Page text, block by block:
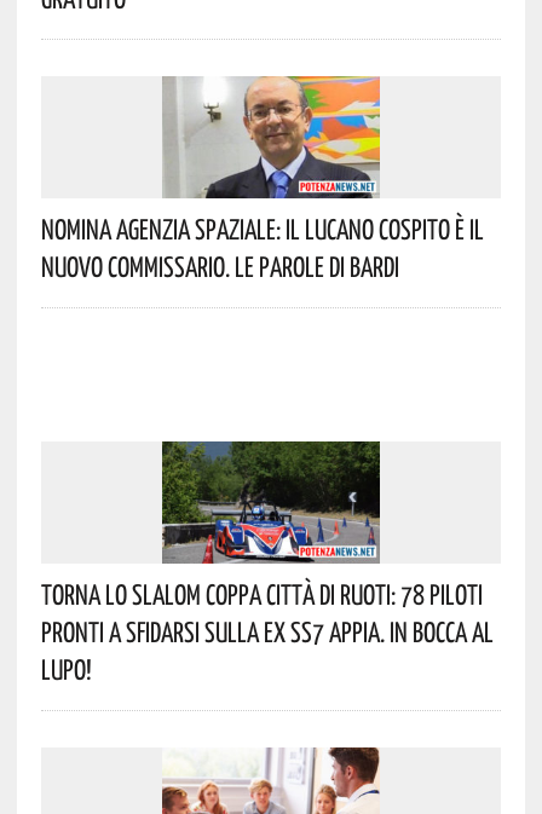
Nomina Agenzia Spaziale: Il Lucano Cospito È Il
Nuovo Commissario. Le Parole Di Bardi
Torna Lo Slalom Coppa Città Di Ruoti: 78 Piloti
Pronti A Sfidarsi Sulla Ex SS7 Appia. In Bocca Al
Lupo!